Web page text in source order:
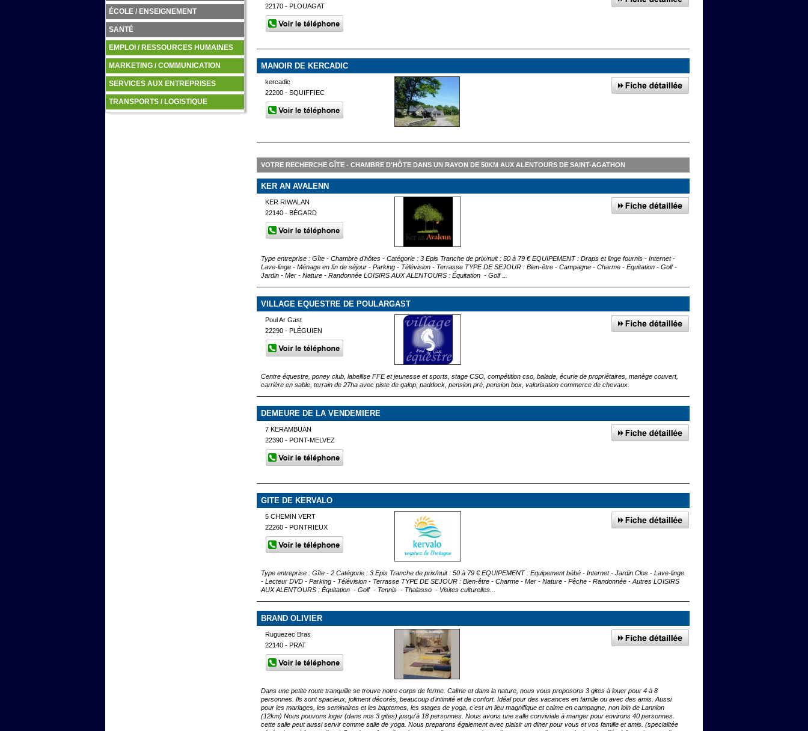
ÉCOLE / ENSEIGNEMENT
SANTÉ
EMPLOI / RESSOURCES HUMAINES
MARKETING / COMMUNICATION
SERVICES AUX ENTREPRISES
TRANSPORTS / LOGISTIQUE
22170 - PLOUAGAT
MANOIR DE KERCADIC
kercadic
22200 - SQUIFFIEC
VOTRE RECHERCHE GÎTE - CHAMBRE D'HÔTE DANS UN RAYON DE 50KM AUX ALENTOURS DE SAINT-AGATHON
KER AN AVALENN
KER RIWALAN
22140 - BÉGARD
Type entreprise : Gîte - Chambre d'hôtes - Catégorie : 3 Epis Tranche de prix/nuit : 50 à 79 € EQUIPEMENT : Draps et linge fournis - Internet -
Lave-linge - Ménage en fin de séjour - Parking - Télévision - Terrasse TYPE DE SEJOUR : Bien-être - Campagne - Charme - Equitation - Golf -
Jardin - Mer - Nature - Randonnée LOISIRS AUX ALENTOURS : Équitation - Golf ...
VILLAGE EQUESTRE DE POULARGAST
Poul Ar Gast
22290 - PLÉGUIEN
Centre équestre, poney club, labellise FFE et jeunesse et sports, stage CSO, compétition cso, balade, écurie de propriétaires, manège couvert,
carrière en sable, terrain de 27ha avec piste de galop, paddock, pension pré, pension box, valorisation commerce de chevaux.
DEMEURE DE LA VENDEMIERE
7 KERAMBUAN
22390 - PONT-MELVEZ
GITE DE KERVALO
5 CHEMIN VERT
22260 - PONTRIEUX
Type entreprise : Gîte - 2 Catégorie : 3 Epis Tranche de prix/nuit : 50 à 79 € EQUIPEMENT : Equipement bébé - Internet - Jardin Clos - Lave-linge
- Lecteur DVD - Parking - Télévision - Terrasse TYPE DE SEJOUR : Bien-être - Charme - Mer - Nature - Pêche - Randonnée - Autres LOISIRS
AUX ALENTOURS : Équitation - Golf - Tennis - Thalasso - Visites culturelles...
BRAND OLIVIER
Ruguezec Bras
22140 - PRAT
Dans une petite route tranquille se trouve notre corps de ferme. Calme et dans la nature, nous vous proposons 3 gites à louer pour 4 à 8
personnes. Ils sont spacieux, joliment décorés, beaucoup d'intimité et de confort. Idéal pour des vacances en famille ou avec des amis. Aussi
pour les mariages, les seminaires et les baptemes, les stages de yoga, c'est un lieu magnifique et calme en campagne, non loin de Lannion
(12km) Nous pouvons loger (dans nos 3 gites) jusqu'à 18 personnes. Nous avons une salle conviviale à manger pour environs 40 personnes.
cette salle peut aussi servir comme salle de yoga. Nous preparons également avec plaisir un diner pour vous et vos famille et amis. (specialitée